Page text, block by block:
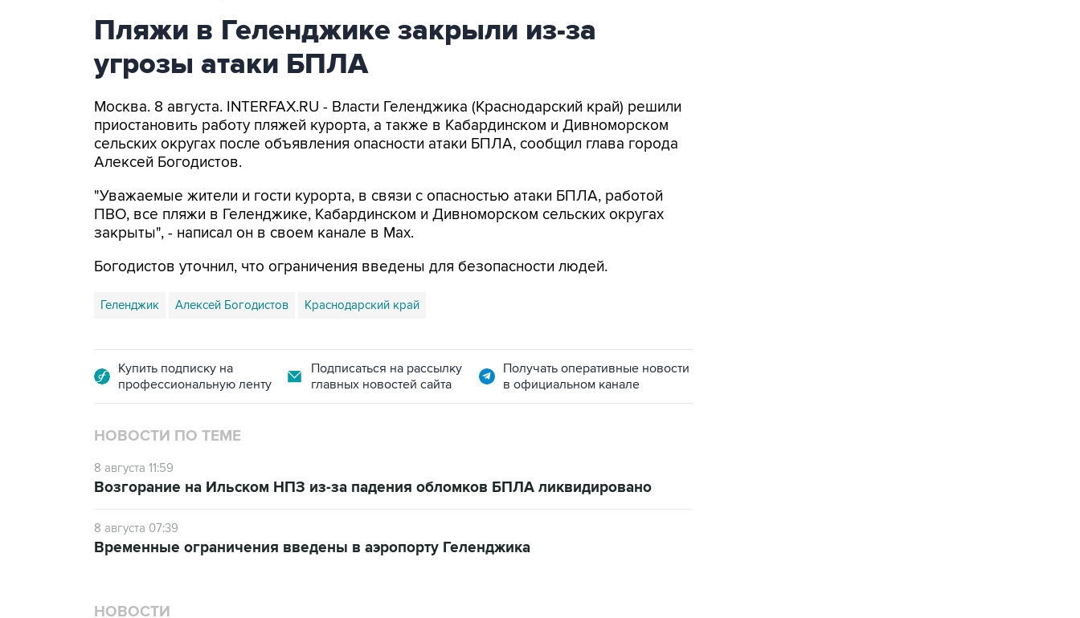
Пляжи в Геленджике закрыли из-за
угрозы атаки БПЛА
Москва. 8 августа. INTERFAX.RU - Власти Геленджика (Краснодарский край) решили
приостановить работу пляжей курорта, а также в Кабардинском и Дивноморском
сельских округах после объявления опасности атаки БПЛА, сообщил глава города
Алексей Богодистов.
"Уважаемые жители и гости курорта, в связи с опасностью атаки БПЛА, работой
ПВО, все пляжи в Геленджике, Кабардинском и Дивноморском сельских округах
закрыты", - написал он в своем канале в Max.
Богодистов уточнил, что ограничения введены для безопасности людей.
Геленджик Алексей Богодистов Краснодарский край
Купить подписку на
профессиональную ленту
Подписаться на рассылку
главных новостей сайта
Получать оперативные новости
в официальном канале
НОВОСТИ ПО ТЕМЕ
8 августа 11:59
Возгорание на Ильском НПЗ из-за падения обломков БПЛА ликвидировано
8 августа 07:39
Временные ограничения введены в аэропорту Геленджика
НОВОСТИ